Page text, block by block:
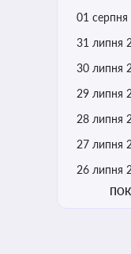
01
31 липня
30 липня
29 липня
28 липня
27 липня
26 липня